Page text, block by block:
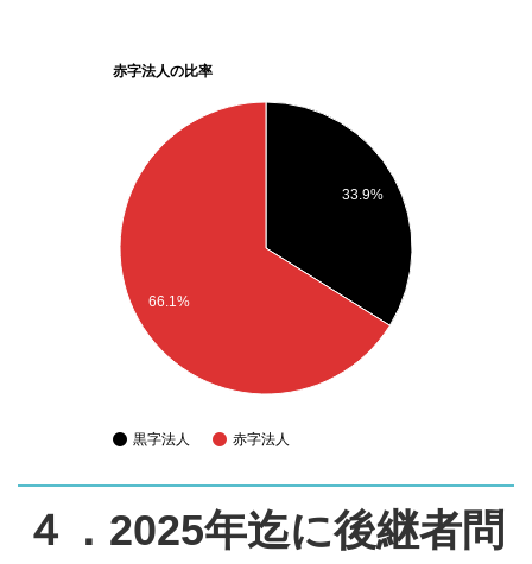
赤字法人の比率
黒字法人 赤字法人
33.9%
66.1%
４．2025年迄に後継者問